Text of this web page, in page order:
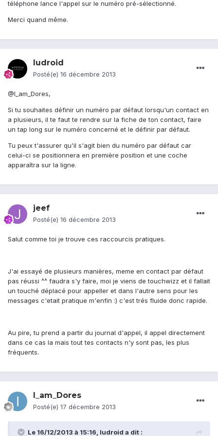
téléphone lance l'appel sur le numéro pré-sélectionné.
Merci quand même.
ludroid
Posté(e) 16 décembre 2013
@I_am_Dores,
Si tu souhaites définir un numéro par défaut lorsqu'un contact en
a plusieurs, il te faut te rendre sur la fiche de ton contact, faire
un tap long sur le numéro concerné et le définir par défaut.
Tu peux t'assurer qu'il s'agit bien du numéro par défaut car
celui-ci se positionnera en première position et une coche
apparaîtra sur la ligne.
jeef
Posté(e) 16 décembre 2013
Salut comme toi je trouve ces raccourcis pratiques.
J'ai essayé de plusieurs manières, meme en contact par défaut
pas réussi ^^ faudra s'y faire, moi je viens de touchwizz et il fallait
un touché déplacé pour appeller et dans l'autre sens pour les
messages c'etait pratique m'enfin :) c'est trés fluide donc rapide.
Au pire, tu prend a partir du journal d'appel, il appel directement
dans ce cas la mais tout tes contacts n'y sont pas, les plus
fréquents.
I_am_Dores
Posté(e) 17 décembre 2013
Le 16/12/2013 à 15:16, ludroid a dit :